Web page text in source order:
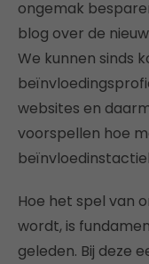
ongemak
blog over de
We kunnen sinds
websites en
voorspellen hoe
Hoe het spel van
wordt, is
geleden. Bij deze